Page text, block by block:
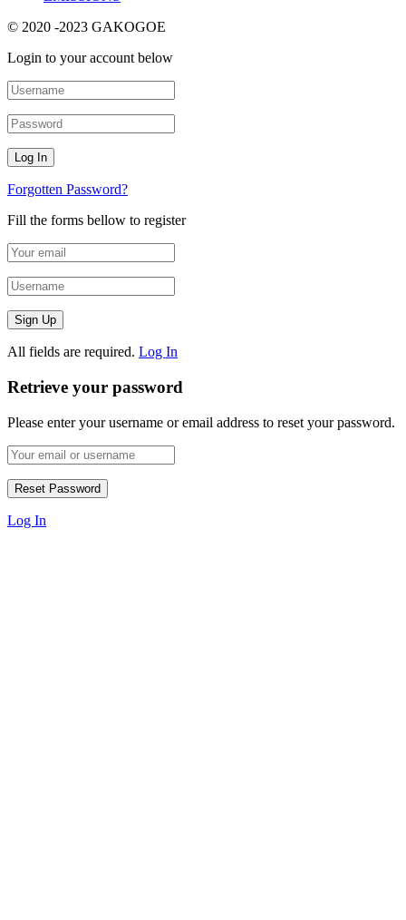
© 2020 -2023 GAKOGOE
Login to your account below
Forgotten Password?
Fill the forms bellow to register
All fields are required. Log In
Retrieve your password
Please enter your username or email address to reset your password.
Log In